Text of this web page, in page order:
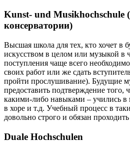
Kunst- und Musikhochschule
консерватории)
Высшая школа для тех, кто хочет в
искусством в целом или музыкой в
поступления чаще всего
своих работ или же сдать
пройти прослушивание). Будущие
предоставить подтверждение того,
какими-либо навыками – учились в
в хоре и т.д. Учебный процесс в
довольно строго и обязан
Duale Hochschulen